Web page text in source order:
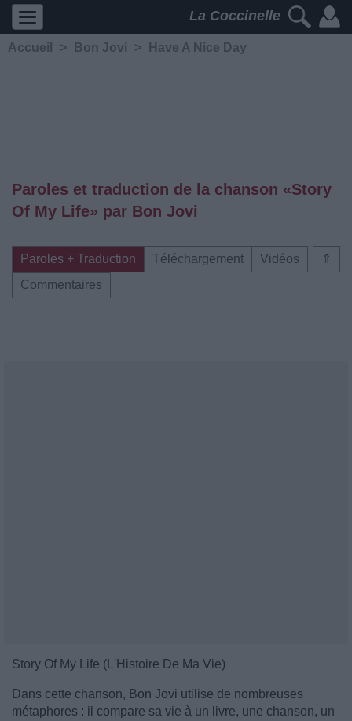
La Coccinelle
Accueil > Bon Jovi > Have A Nice Day
Paroles et traduction de la chanson «Story
Of My Life» par Bon Jovi
⇑
Paroles + Traduction Téléchargement
Vidéos
Commentaires
Story Of My Life (L'Histoire De Ma Vie)
Dans cette chanson, Bon Jovi utilise de nombreuses
métaphores : il compare sa vie à un livre, une chanson, un